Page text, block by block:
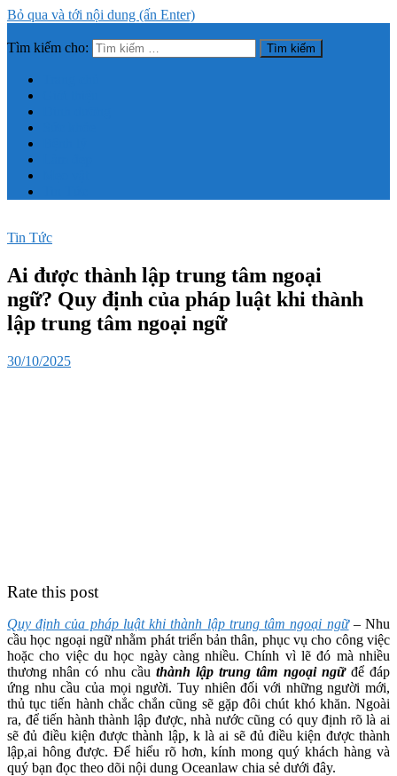
Bỏ qua và tới nội dung (ấn Enter)
Trang thông tin tổng hợp về sức khỏe, làm đẹp
Tìm kiếm cho:
Tin Tức
Ai được thành lập trung tâm ngoại
ngữ? Quy định của pháp luật khi thành
lập trung tâm ngoại ngữ
30/10/2025
Rate this post
Quy định của pháp luật khi thành lập trung tâm ngoại ngữ–Nhu
cầu học ngoại ngữ nhằm phát triển bản thân, phục vụ cho công việc
hoặc cho việc du học ngày càng nhiều. Chính vì lẽ đó mà nhiều
thương nhân có nhu cầu thành lập trung tâm ngoại ngữđể đáp
ứng nhu cầu của mọi người. Tuy nhiên đối với những người mới,
thủ tục tiến hành chắc chắn cũng sẽ gặp đôi chút khó khăn. Ngoài
ra, để tiến hành thành lập được, nhà nước cũng có quy định rõ là ai
sẽ đủ điều kiện được thành lập, k là ai sẽ đủ điều kiện được thành
lập,ai hông được. Để hiểu rõ hơn, kính mong quý khách hàng và
quý bạn đọc theo dõi nội dung Oceanlaw chia sẻ dưới đây.